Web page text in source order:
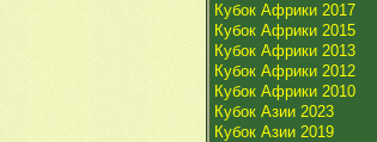
Кубок Африки 2017
Кубок Африки 2015
Кубок Африки 2013
Кубок Африки 2012
Кубок Африки 2010
Кубок Азии 2023
Кубок Азии 2019